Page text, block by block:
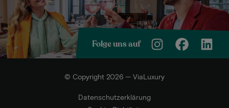
Folge uns auf
© Copyright 2026 — ViaLuxury
Datenschutzerklärung